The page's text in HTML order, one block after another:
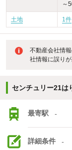
～
土地 1件
不動産会社情
社情報に誤り
センチュリー21は
最寄駅 -
詳細条件 -